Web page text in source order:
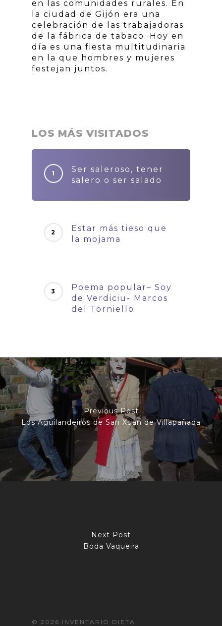
en las comunidades rurales. En
la ciudad de Gijón era una
celebración de las trabajadoras
de la fábrica de tabaco. Hoy en
día es una fiesta multitudinaria
en la que hombres y mujeres
festejan juntos.
LOS MÁS VISITADOS
Ser saleroso, tener
salero o ser salado
Estar más tieso que
la mojama
Poema popular– Soy
de Verdiciu- Marcos
del Torniello
Previous Post
Los Aguilandeiros de San Xuan de Villapañada
Next Post
Boda Vaqueira
© 2026 INVENTARIO DIETA